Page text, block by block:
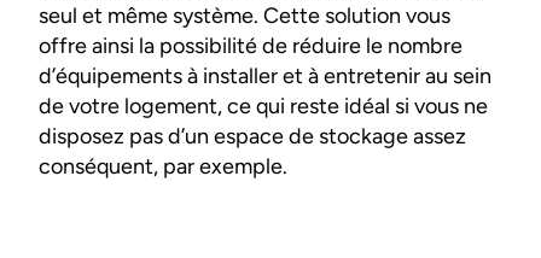
seul et même système. Cette solution vous
offre ainsi la possibilité de réduire le nombre
d’équipements à installer et à entretenir au sein
de votre logement, ce qui reste idéal si vous ne
disposez pas d’un espace de stockage assez
conséquent, par exemple.